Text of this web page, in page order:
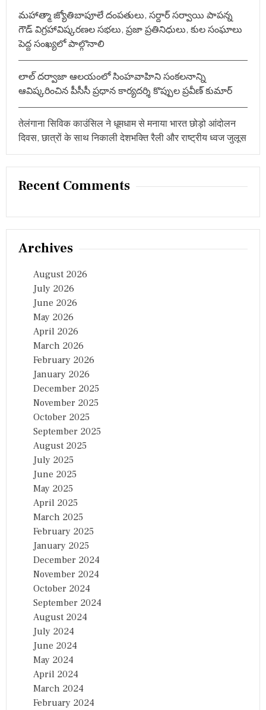
మహాత్మా జ్యోతిబాపూలే దంపతులు, సర్దార్ సర్వాయి పాపన్న
గౌడ్ విగ్రహావిష్కరణల సభలు, ప్రజా ప్రతినిధులు, కుల సంఘాలు
పెద్ద సంఖ్యలో పాల్గొనాలి
లాల్ దర్వాజా ఆలయంలో సింహవాహిని సంకలనాన్ని
ఆవిష్కరించిన పీసీసీ ప్రధాన కార్యదర్శి కొప్పుల ప్రవీణ్ కుమార్
तेलंगाना सिविक काउंसिल ने धूमधाम से मनाया भारत छोड़ो आंदोलन
दिवस, छात्रों के साथ निकाली देशभक्ति रैली और राष्ट्रीय ध्वज जुलूस
Recent Comments
Archives
August 2026
July 2026
June 2026
May 2026
April 2026
March 2026
February 2026
January 2026
December 2025
November 2025
October 2025
September 2025
August 2025
July 2025
June 2025
May 2025
April 2025
March 2025
February 2025
January 2025
December 2024
November 2024
October 2024
September 2024
August 2024
July 2024
June 2024
May 2024
April 2024
March 2024
February 2024